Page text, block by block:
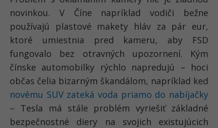
novinkou. V Číne napríklad vodiči bežne
používajú plastové makety hláv za pár eur,
ktoré umiestnia pred kameru, aby FSD
fungovalo bez otravných upozornení. Kým
čínske automobilky rýchlo napredujú – hoci
občas čelia bizarným škandálom, napríklad keď
novému SUV zateká voda priamo do nabíjačky
– Tesla má stále problém vyriešiť základné
bezpečnostné diery na svojich existujúcich